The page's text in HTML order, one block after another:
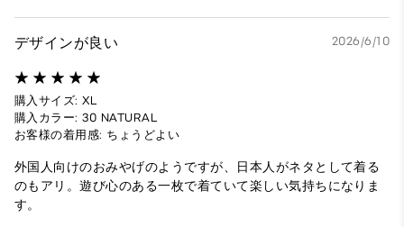
デザインが良い 2026/6/10
購入サイズ: XL
購入カラー: 30 NATURAL
お客様の着用感: ちょうどよい
外国人向けのおみやげのようですが、日本人がネタとして着る
のもアリ。遊び心のある一枚で着ていて楽しい気持ちになりま
す。